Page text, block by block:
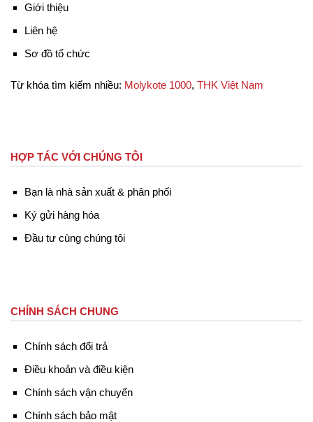
Giới thiệu
Liên hệ
Sơ đồ tổ chức
Từ khóa tìm kiếm nhiều: Molykote 1000, THK Việt Nam
HỢP TÁC VỚI CHÚNG TÔI
Bạn là nhà sản xuất & phân phối
Ký gửi hàng hóa
Đầu tư cùng chúng tôi
CHÍNH SÁCH CHUNG
Chính sách đổi trả
Điều khoản và điều kiện
Chính sách vận chuyển
Chính sách bảo mật